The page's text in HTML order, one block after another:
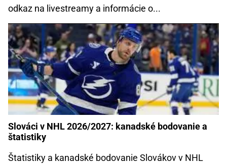
odkaz na livestreamy a informácie o...
Slováci v NHL 2026/2027: kanadské bodovanie a
štatistiky
Štatistiky a kanadské bodovanie Slovákov v NHL